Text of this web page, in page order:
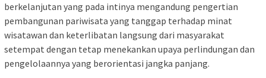
berkelanjutan yang pada intinya mengandung pengertian
pembangunan pariwisata yang tanggap terhadap minat
wisatawan dan keterlibatan langsung dari masyarakat
setempat dengan tetap menekankan upaya perlindungan dan
pengelolaannya yang berorientasi jangka panjang.